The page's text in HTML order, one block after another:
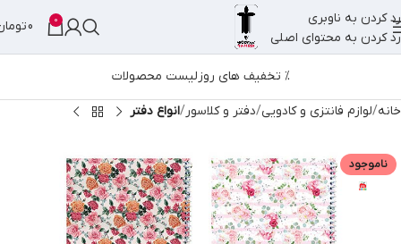
رد کردن به ناوبری
رد کردن به محتوای اصلی
0
0
% تخفیف های روزلیست محصولات
خانه لوازم فانتزی و کادویی دفتر و کلاسور انواع دفتر
ناموجود